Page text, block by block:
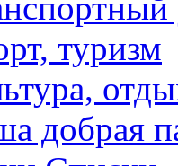
туризм
добрая